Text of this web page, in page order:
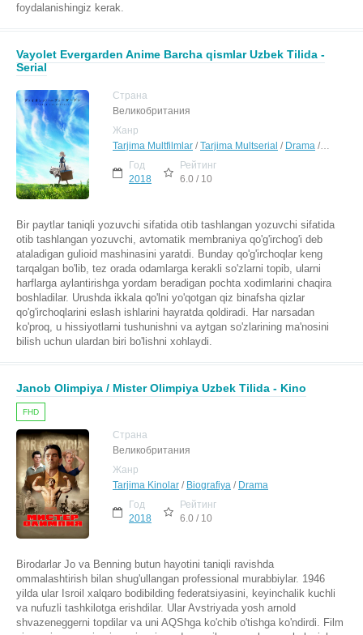
foydalanishingiz kerak.
Vayolet Evergarden Anime Barcha qismlar Uzbek Tilida -
Serial
Страна
Великобритания
Жанр
Tarjima Multfilmlar /Tarjima Multserial / Drama /
Год
2018
Рейтинг
6.0 / 10
Bir paytlar taniqli yozuvchi sifatida otib tashlangan yozuvchi sifatida
otib tashlangan yozuvchi, avtomatik membraniya qo'g'irchog'i deb
ataladigan gulioid mashinasini yaratdi. Bunday qo'g'irchoqlar keng
tarqalgan bo'lib, tez orada odamlarga kerakli so'zlarni topib, ularni
harflarga aylantirishga yordam beradigan pochta xodimlarini chaqira
boshladilar. Urushda ikkala qo'lni yo'qotgan qiz binafsha qizlar
qo'g'irchoqlarini eslash ishlarini hayratda qoldiradi. Har narsadan
ko'proq, u hissiyotlarni tushunishni va aytgan so'zlarining ma'nosini
bilish uchun ulardan biri bo'lishni xohlaydi.
Janob Olimpiya / Mister Olimpiya Uzbek Tilida - Kino
FHD
Страна
Великобритания
Жанр
Tarjima Kinolar / Biografiya / Drama
Год
2018
Рейтинг
6.0 / 10
Birodarlar Jo va Benning butun hayotini taniqli ravishda
ommalashtirish bilan shug'ullangan professional murabbiylar. 1946
yilda ular Isroil xalqaro bodibilding federatsiyasini, keyinchalik kuchli
va nufuzli tashkilotga erishdilar. Ular Avstriyada yosh arnold
shvazeneggerni topdilar va uni AQShga ko'chib o'tishga ko'ndirdi. Film